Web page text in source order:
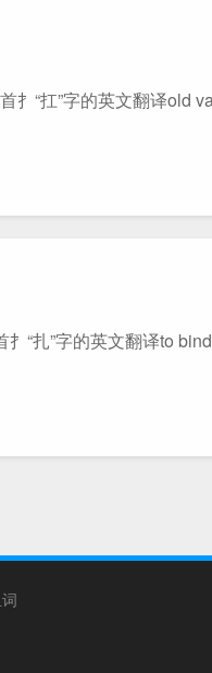
“扛”字的英文翻译old
“扎”字的英文翻译to